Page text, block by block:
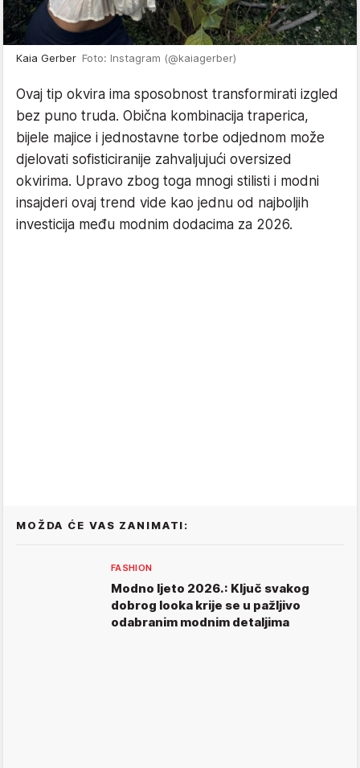
Kaia Gerber Foto: Instagram (@kaiagerber)
Ovaj tip okvira ima sposobnost transformirati izgled
bez puno truda. Obična kombinacija traperica,
bijele majice i jednostavne torbe odjednom može
djelovati sofisticiranije zahvaljujući oversized
okvirima. Upravo zbog toga mnogi stilisti i modni
insajderi ovaj trend vide kao jednu od najboljih
investicija među modnim dodacima za 2026.
MOŽDA ĆE VAS ZANIMATI:
FASHION
Modno ljeto 2026.: Ključ svakog
dobrog looka krije se u pažljivo
odabranim modnim detaljima